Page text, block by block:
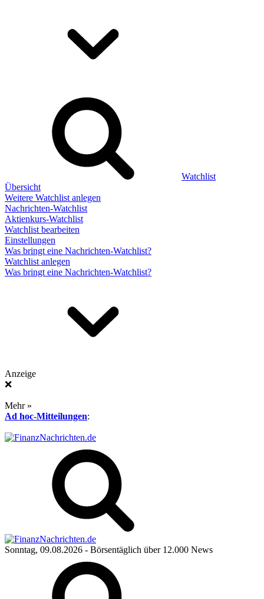
Watchlist
Übersicht
Weitere Watchlist anlegen
Nachrichten-Watchlist
Aktienkurs-Watchlist
Watchlist bearbeiten
Einstellungen
Was bringt eine Nachrichten-Watchlist?
Watchlist anlegen
Was bringt eine Nachrichten-Watchlist?
Anzeige
❌
Mehr »
Ad hoc-Mitteilungen:
Sonntag, 09.08.2026 - Börsentäglich über 12.000 News